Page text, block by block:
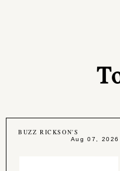
BUZZ RICKSON'S
Aug 07, 2026